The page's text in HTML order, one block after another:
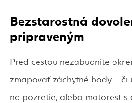
Bezstarostná
pripraveným
Pred cestou nezabudnite
zmapovať záchytné body – či
na pozretie, alebo motorest s